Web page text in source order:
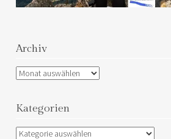
Archiv
Archiv
Kategorien
Kategorien